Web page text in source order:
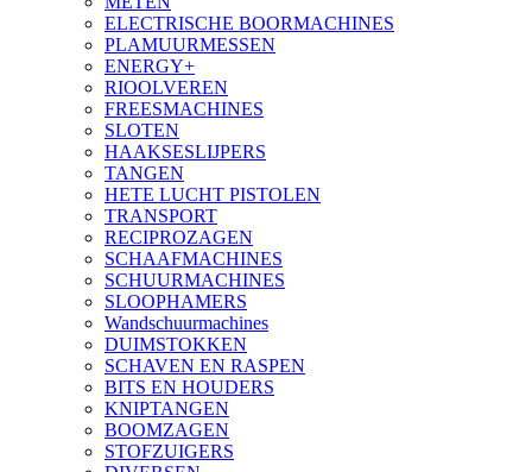
ELECTRISCHE BOORMACHINES
PLAMUURMESSEN
ENERGY+
RIOOLVEREN
FREESMACHINES
SLOTEN
HAAKSESLIJPERS
TANGEN
HETE LUCHT PISTOLEN
TRANSPORT
RECIPROZAGEN
SCHAAFMACHINES
SCHUURMACHINES
SLOOPHAMERS
Wandschuurmachines
DUIMSTOKKEN
SCHAVEN EN RASPEN
BITS EN HOUDERS
KNIPTANGEN
BOOMZAGEN
STOFZUIGERS